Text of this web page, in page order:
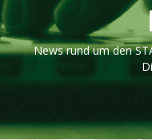
News rund um den